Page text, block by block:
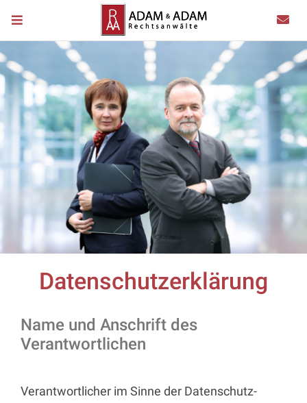
Datenschutzerklärung
Name und Anschrift des
Verantwortlichen
Verantwortlicher im Sinne der Datenschutz-